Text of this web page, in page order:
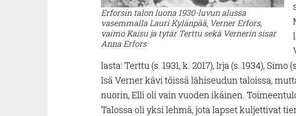
Erforsin talon luona 1930-luvun alussa
vasemmalla Lauri Kylänpää, Verner Erfors,
vaimo Kaisu ja tytär Terttu sekä Vernerin sisar
Anna Erfors
lasta: Terttu (s. 1931, k. 2017), Irja (s. 1934), Simo
Isä Verner kävi töissä lähiseudun taloissa,
nuorin, Elli oli vain vuoden ikäinen.
Talossa oli yksi lehmä, jota lapset kuljettivat